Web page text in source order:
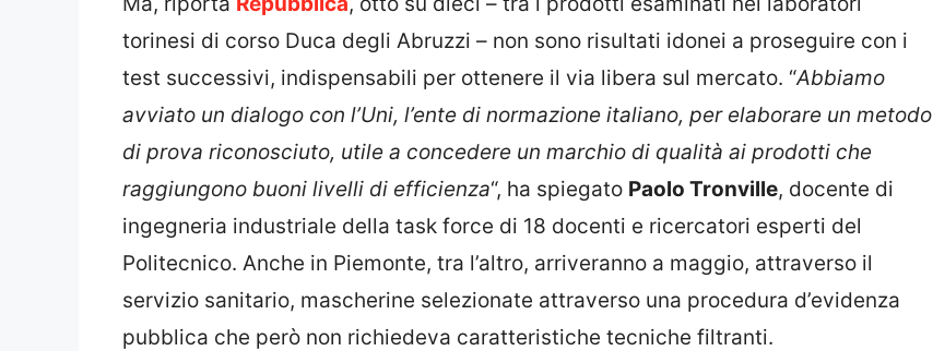
torinesi di corso Duca degli Abruzzi – non sono risultati idonei a proseguire con i
test successivi, indispensabili per ottenere il via libera sul mercato. “Abbiamo
avviato un dialogo con l’Uni, l’ente di normazione italiano, per elaborare un metodo
di prova riconosciuto, utile a concedere un marchio di qualità ai prodotti che
raggiungono buoni livelli di efficienza“, ha spiegato Paolo Tronville, docente di
ingegneria industriale della task force di 18 docenti e ricercatori esperti del
Politecnico. Anche in Piemonte, tra l’altro, arriveranno a maggio, attraverso il
servizio sanitario, mascherine selezionate attraverso una procedura d’evidenza
pubblica che però non richiedeva caratteristiche tecniche filtranti.